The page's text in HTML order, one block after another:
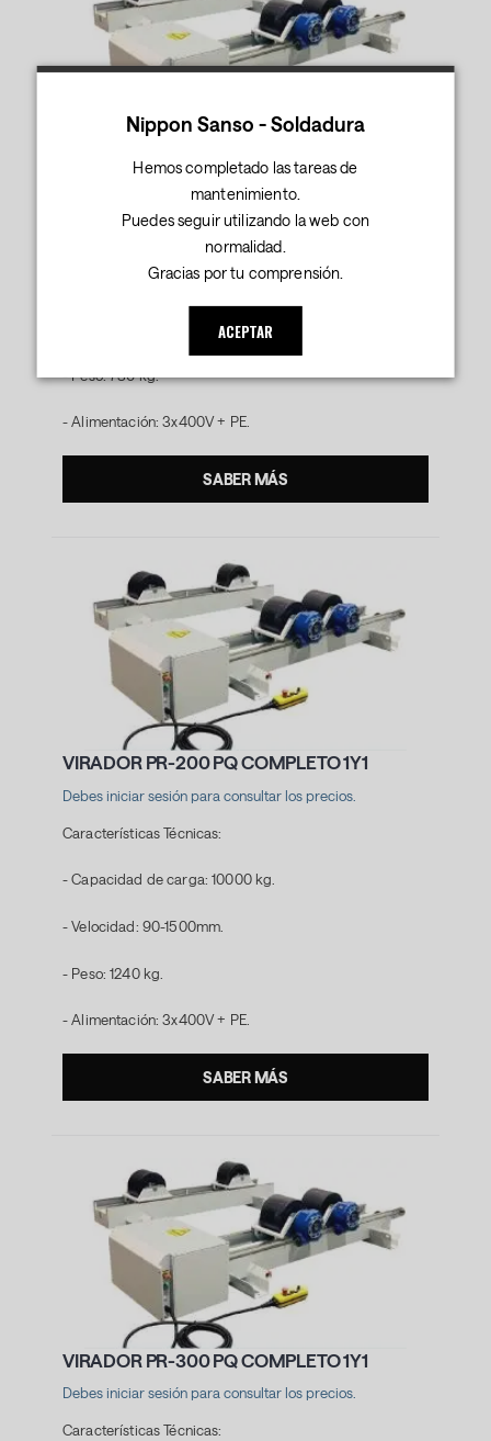
VIRADOR PR-100 PQ COMPLETO 1Y1
Debes iniciar sesión para consultar los precios.
Características Técnicas:
- Capacidad de carga: 5000 kg.
- Velocidad: 120-2000mm.
- Peso: 730 kg.
- Alimentación: 3x400V + PE.
SABER MÁS
VIRADOR PR-200 PQ COMPLETO 1Y1
Debes iniciar sesión para consultar los precios.
Características Técnicas:
- Capacidad de carga: 10000 kg.
- Velocidad: 90-1500mm.
- Peso: 1240 kg.
- Alimentación: 3x400V + PE.
SABER MÁS
VIRADOR PR-300 PQ COMPLETO 1Y1
Debes iniciar sesión para consultar los precios.
Características Técnicas:
Nippon Sanso - Soldadura
Hemos completado las tareas de
mantenimiento.
Puedes seguir utilizando la web con
normalidad.
Gracias por tu comprensión.
ACEPTAR